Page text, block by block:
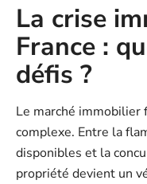
La crise
France :
défis ?
Le marché immobilier
complexe. Entre la
disponibles et la
propriété devient un